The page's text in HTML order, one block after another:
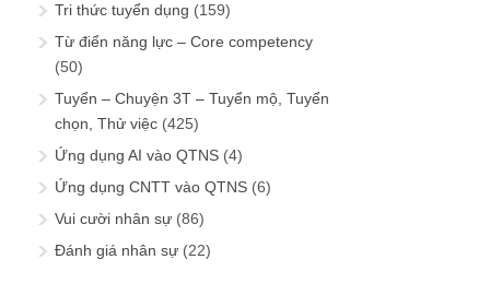
Tri thức tuyển dụng (159)
Từ điển năng lực – Core competency
(50)
Tuyển – Chuyện 3T – Tuyển mộ, Tuyển
chọn, Thử việc (425)
Ứng dụng AI vào QTNS (4)
Ứng dụng CNTT vào QTNS (6)
Vui cười nhân sự (86)
Đánh giá nhân sự (22)